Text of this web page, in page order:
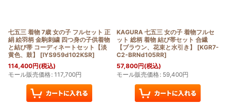
七五三 着物 7歳 女の子 フルセット 正
絹 絵羽柄 金駒刺繍 四つ身の子供着物
と結び帯 コーディネートセット【淡
黄色、鼓】
[IYS959d102KSR]
114,400円(税込)
モール販売価格: 117,700円
KAGURA 七五三 女の子 着物フルセ
ット 総柄 着物 結び帯セット 合繊
【ブラウン、花束と水引き】
[KGR7-
C2-BRNd105RR]
57,800円(税込)
モール販売価格: 59,400円